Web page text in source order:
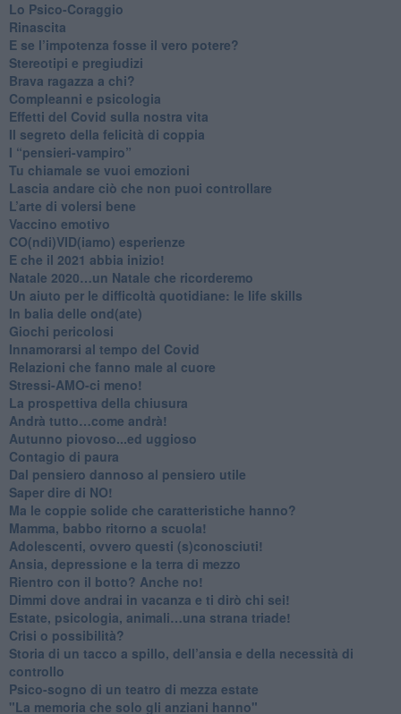
​Lo Psico-Coraggio
Rinascita
​E se l’impotenza fosse il vero potere?
Stereotipi e pregiudizi
​Brava ragazza a chi?
​Compleanni e psicologia
Effetti del Covid sulla nostra vita
Il segreto della felicità di coppia
​I “pensieri-vampiro”
​Tu chiamale se vuoi emozioni
​Lascia andare ciò che non puoi controllare
L’arte di volersi bene
​Vaccino emotivo
CO(ndi)VID(iamo) esperienze
​E che il 2021 abbia inizio!
​Natale 2020…un Natale che ricorderemo
Un aiuto per le difficoltà quotidiane: le life skills
​In balia delle ond(ate)
Giochi pericolosi
Innamorarsi al tempo del Covid
​Relazioni che fanno male al cuore
​Stressi-AMO-ci meno!
​La prospettiva della chiusura
​Andrà tutto…come andrà!
Autunno piovoso...ed uggioso
​Contagio di paura
​Dal pensiero dannoso al pensiero utile
​Saper dire di NO!
​Ma le coppie solide che caratteristiche hanno?
​Mamma, babbo ritorno a scuola!
Adolescenti, ovvero questi (s)conosciuti!
Ansia, depressione e la terra di mezzo
​Rientro con il botto? Anche no!
Dimmi dove andrai in vacanza e ti dirò chi sei!
​Estate, psicologia, animali…una strana triade!
​Crisi o possibilità?
​Storia di un tacco a spillo, dell’ansia e della necessità di
controllo
​Psico-sogno di un teatro di mezza estate
"La memoria che solo gli anziani hanno"